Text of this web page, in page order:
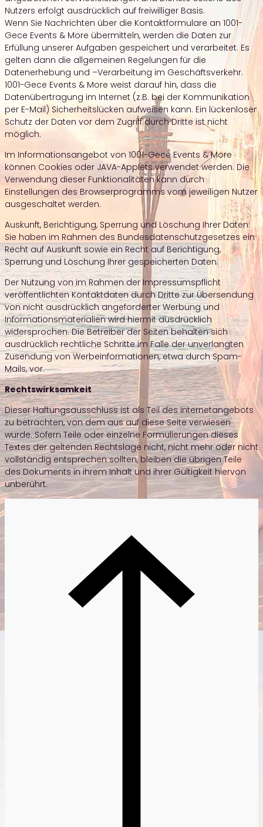
Nutzers erfolgt ausdrücklich auf freiwilliger Basis.
Wenn Sie Nachrichten über die Kontaktformulare an 1001-
Gece Events & More übermitteln, werden die Daten zur
Erfüllung unserer Aufgaben gespeichert und verarbeitet. Es
gelten dann die allgemeinen Regelungen für die
Datenerhebung und –Verarbeitung im Geschäftsverkehr.
1001-Gece Events & More weist darauf hin, dass die
Datenübertragung im Internet (z.B. bei der Kommunikation
per E-Mail) Sicherheitslücken aufweisen kann. Ein lückenloser
Schutz der Daten vor dem Zugriff durch Dritte ist nicht
möglich.
Im Informationsangebot von 1001-Gece Events & More
können Cookies oder JAVA-Applets verwendet werden. Die
Verwendung dieser Funktionalitäten kann durch
Einstellungen des Browserprogramms vom jeweiligen Nutzer
ausgeschaltet werden.
Auskunft, Berichtigung, Sperrung und Löschung Ihrer Daten:
Sie haben im Rahmen des Bundesdatenschutzgesetzes ein
Recht auf Auskunft sowie ein Recht auf Berichtigung,
Sperrung und Löschung Ihrer gespeicherten Daten.
Der Nutzung von im Rahmen der Impressumspflicht
veröffentlichten Kontaktdaten durch Dritte zur Übersendung
von nicht ausdrücklich angeforderter Werbung und
Informationsmaterialien wird hiermit ausdrücklich
widersprochen. Die Betreiber der Seiten behalten sich
ausdrücklich rechtliche Schritte im Falle der unverlangten
Zusendung von Werbeinformationen, etwa durch Spam-
Mails, vor.
Rechtswirksamkeit
Dieser Haftungsausschluss ist als Teil des Internetangebots
zu betrachten, von dem aus auf diese Seite verwiesen
wurde. Sofern Teile oder einzelne Formulierungen dieses
Textes der geltenden Rechtslage nicht, nicht mehr oder nicht
vollständig entsprechen sollten, bleiben die übrigen Teile
des Dokuments in ihrem Inhalt und ihrer Gültigkeit hiervon
unberührt.